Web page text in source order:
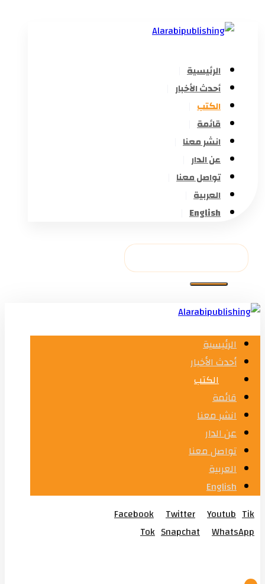
الرئيسية
أحدث الأخبار
الكتب
قائمة
انشر معنا
عن الدار
تواصل معنا
العربية
English
الرئيسية
أحدث الأخبار
الكتب
قائمة
انشر معنا
عن الدار
تواصل معنا
العربية
English
Facebook
Twitter Youtub Tik
Tok Snapchat
WhatsApp